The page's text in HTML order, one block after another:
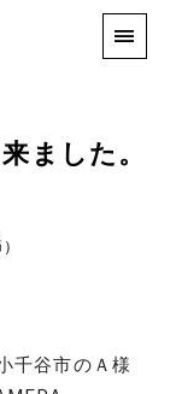
ました。
千谷市のＡ様